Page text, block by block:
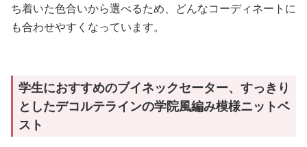
ち着いた色合いから選べるため、どんなコーディネートに
も合わせやすくなっています。
学生におすすめのブイネックセーター、すっきり
としたデコルテラインの学院風編み模様ニットベ
スト